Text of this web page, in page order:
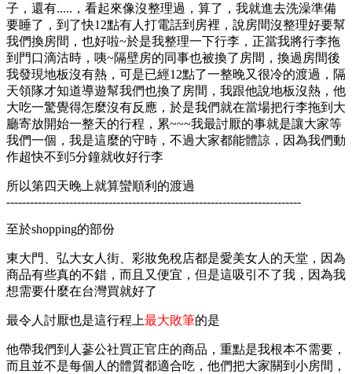
子，還有.....，看起來像沒整理過，算了，我就進去洗澡準備
要睡了，到了快12點有人打電話到房裡，說房間沒整理好要幫
我們換房間，也好啦~於是我整理一下行李，正當我將行李拖
到門口滴沽時，咦~隔壁房的同事也被換了房間，換過房間後
我發現地板沒有熱，可是已經12點了一整晚又很冷的渡過，隔
天領隊才知道導遊幫我們也換了房間，我跟他說地板沒熱，他
大吃一驚覺得怎麼沒有反應，於是我們就在當場把行李拖到大
廳寄放開始一整天的行程，累~~~我最討厭的事就是讓大家等
我們一個，我是這麼的守時，不過大家都能體諒，因為我們動
作超快不到5分鐘就收好行李
所以第四天晚上就算蠻順利的渡過
---------------------------------------------------------------------------
至於shopping的部份
東大門、弘大女人街、彩妝免稅店都是愛美女人的天堂，因為
商品有些真的不錯，而且又便宜，但是這吸引不了我，因為我
想需要什麼在台灣買就好了
最令人討厭也是這行程上最大敗筆的是
他帶我們到人蔘公社買正官庄的商品，重點是我根本不需要，
而且並不是每個人的體質都適合吃，他們把大家關到小房間，